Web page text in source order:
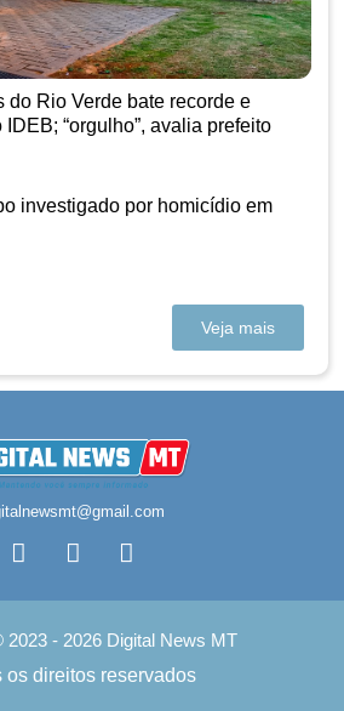
do Rio Verde bate recorde e
“orgulho”, avalia prefeito
investigado por homicídio em
Veja mais
2023 - 2026 Digital News MT
os direitos reservados